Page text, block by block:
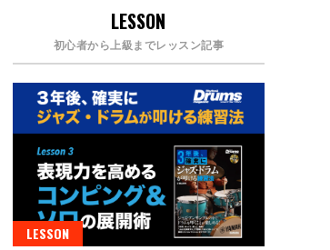
LESSON
初心者から上級までレッスン記事
LESSON